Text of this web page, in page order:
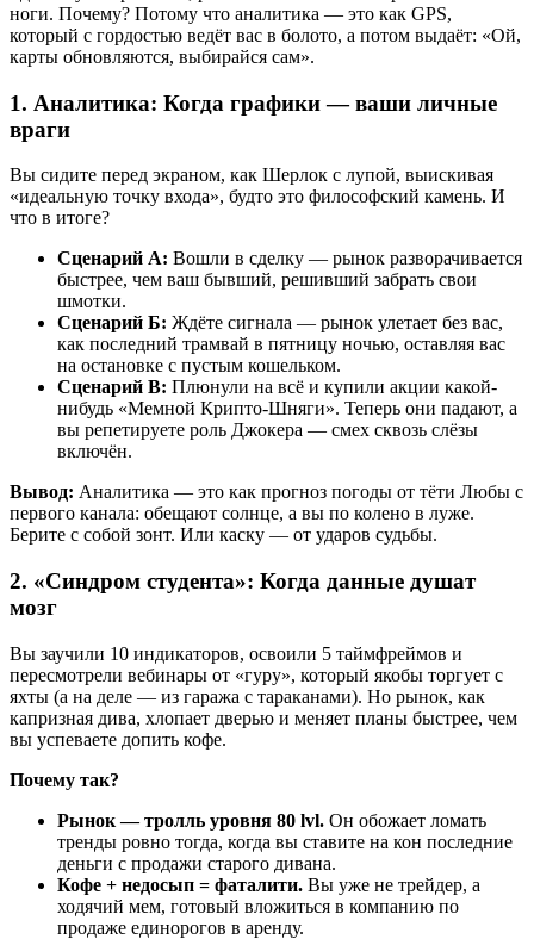
ноги. Почему? Потому что аналитика — это как GPS,
который с гордостью ведёт вас в болото, а потом выдаёт: «Ой,
карты обновляются, выбирайся сам».
1. Аналитика: Когда графики — ваши личные
враги
Вы сидите перед экраном, как Шерлок с лупой, выискивая
«идеальную точку входа», будто это философский камень. И
что в итоге?
Сценарий А: Вошли в сделку — рынок разворачивается
быстрее, чем ваш бывший, решивший забрать свои
шмотки.
Сценарий Б: Ждёте сигнала — рынок улетает без вас,
как последний трамвай в пятницу ночью, оставляя вас
на остановке с пустым кошельком.
Сценарий В: Плюнули на всё и купили акции какой-
нибудь «Мемной Крипто-Шняги». Теперь они падают, а
вы репетируете роль Джокера — смех сквозь слёзы
включён.
Вывод: Аналитика — это как прогноз погоды от тёти Любы с
первого канала: обещают солнце, а вы по колено в луже.
Берите с собой зонт. Или каску — от ударов судьбы.
2. «Синдром студента»: Когда данные душат
мозг
Вы заучили 10 индикаторов, освоили 5 таймфреймов и
пересмотрели вебинары от «гуру», который якобы торгует с
яхты (а на деле — из гаража с тараканами). Но рынок, как
капризная дива, хлопает дверью и меняет планы быстрее, чем
вы успеваете допить кофе.
Почему так?
Рынок — тролль уровня 80 lvl. Он обожает ломать
тренды ровно тогда, когда вы ставите на кон последние
деньги с продажи старого дивана.
Кофе + недосып = фаталити. Вы уже не трейдер, а
ходячий мем, готовый вложиться в компанию по
продаже единорогов в аренду.